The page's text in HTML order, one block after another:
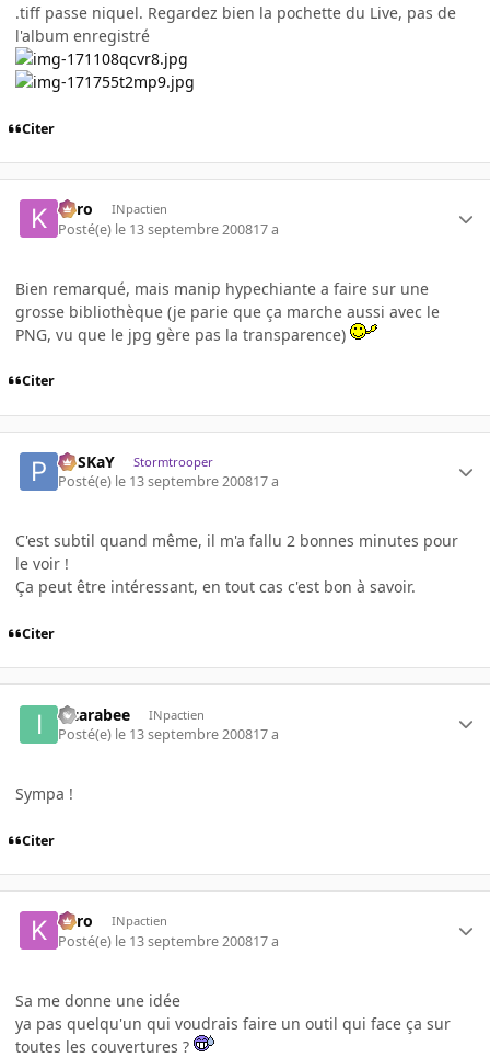
.tiff passe niquel. Regardez bien la pochette du Live, pas de
l'album enregistré
Citer
kyro INpactien
Posté(e) le 13 septembre 200817 a
Bien remarqué, mais manip hypechiante a faire sur une
grosse bibliothèque (je parie que ça marche aussi avec le
PNG, vu que le jpg gère pas la transparence)
Citer
PoSKaY Stormtrooper
Posté(e) le 13 septembre 200817 a
C'est subtil quand même, il m'a fallu 2 bonnes minutes pour
le voir !
Ça peut être intéressant, en tout cas c'est bon à savoir.
Citer
iScarabee INpactien
Posté(e) le 13 septembre 200817 a
Sympa !
Citer
kyro INpactien
Posté(e) le 13 septembre 200817 a
Sa me donne une idée
ya pas quelqu'un qui voudrais faire un outil qui face ça sur
toutes les couvertures ?